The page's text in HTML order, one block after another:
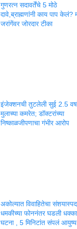
गुणरत्न सदावर्तेंचे 5 मोठे
दावे,ब्राह्मणांनी काय पाप केलं?
जरांगेंवर जोरदार टीका
इंजेक्शनची तुटलेली सुई 2.5
मुलाच्या कमरेत; डॉक्टरांच्या
निष्काळजीपणाचा गंभीर आरोप
अकोल्यात विवाहितेचा
धमकीच्या फोननंतर घडली
घटना , 5 मिनिटांत संपलं